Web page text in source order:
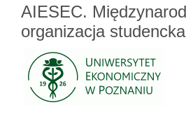
AIESEC.
organizacja studencka